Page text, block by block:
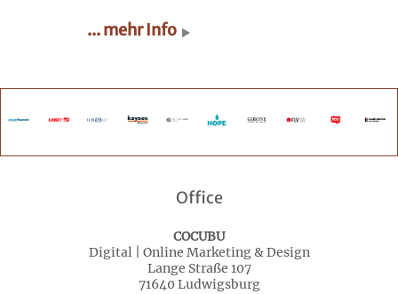
... mehr Info
Office
COCUBU
Digital | Online Marketing & Design
Lange Straße 107
71640 Ludwigsburg